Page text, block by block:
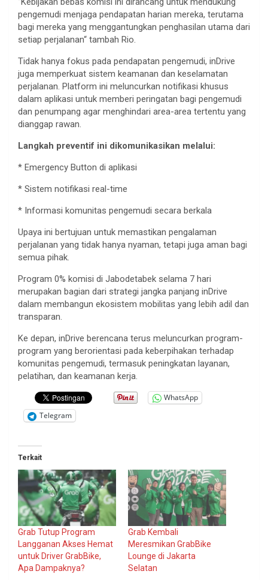
pengemudi menjaga pendapatan harian mereka, terutama
bagi mereka yang menggantungkan penghasilan utama dari
setiap perjalanan“ tambah Rio.
Tidak hanya fokus pada pendapatan pengemudi, inDrive
juga memperkuat sistem keamanan dan keselamatan
perjalanan. Platform ini meluncurkan notifikasi khusus
dalam aplikasi untuk memberi peringatan bagi pengemudi
dan penumpang agar menghindari area-area tertentu yang
dianggap rawan.
Langkah preventif ini dikomunikasikan melalui:
* Emergency Button di aplikasi
* Sistem notifikasi real-time
* Informasi komunitas pengemudi secara berkala
Upaya ini bertujuan untuk memastikan pengalaman
perjalanan yang tidak hanya nyaman, tetapi juga aman bagi
semua pihak.
Program 0% komisi di Jabodetabek selama 7 hari
merupakan bagian dari strategi jangka panjang inDrive
dalam membangun ekosistem mobilitas yang lebih adil dan
transparan.
Ke depan, inDrive berencana terus meluncurkan program-
program yang berorientasi pada keberpihakan terhadap
komunitas pengemudi, termasuk peningkatan layanan,
pelatihan, dan keamanan kerja.
WhatsApp
Telegram
Terkait
Grab Tutup Program
Langganan Akses Hemat
untuk Driver GrabBike,
Apa Dampaknya?
Grab Kembali
Meresmikan GrabBike
Lounge di Jakarta
Selatan